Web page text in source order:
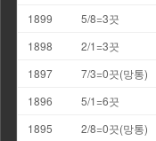
1899 5/8=3끗
1898
2/1=3끗
1897
7/3=0끗(망통)
1896
5/1=6끗
1895
2/8=0끗(망통)